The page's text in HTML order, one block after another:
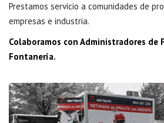
Prestamos servicio a comunidades de
empresas e industria.
Colaboramos con Administradores de
Fontanería.